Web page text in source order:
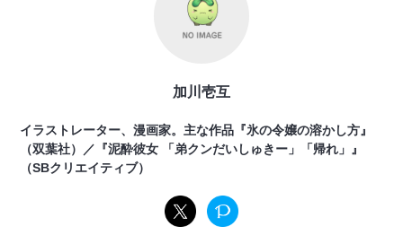
加川壱互
イラストレーター、漫画家。主な作品『氷の令嬢の溶かし方』
（双葉社）／『泥酔彼女 「弟クンだいしゅきー」「帰れ」』
（SBクリエイティブ）